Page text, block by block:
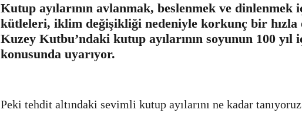
Kutup ayılarının avlanmak, beslenmek ve dinlenmek
kütleleri, iklim değişikliği nedeniyle korkunç bir hızla
Kuzey Kutbu’ndaki kutup ayılarının soyunun 100 yıl
konusunda uyarıyor.
Peki tehdit altındaki sevimli kutup ayılarını ne kadar